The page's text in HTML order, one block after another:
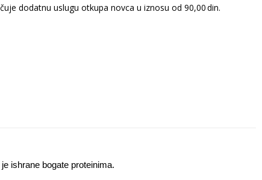
dodatnu uslugu otkupa novca u iznosu od 90,00 din.
ishrane bogate proteinima.